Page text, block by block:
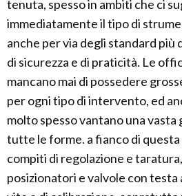
tenuta, spesso in ambiti che ci
immediatamente il tipo di
anche per via degli standard più
di sicurezza e di praticità. Le
mancano mai di possedere
per ogni tipo di intervento, ed
molto spesso vantano una vasta
tutte le forme. a fianco di
compiti di regolazione e
posizionatori e valvole con testa